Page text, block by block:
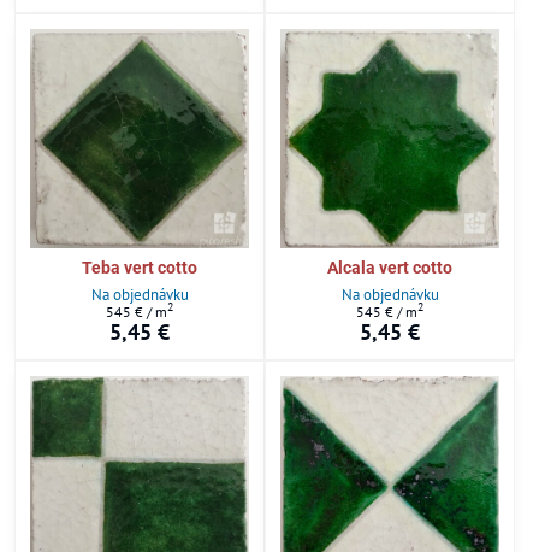
Teba vert cotto
Na objednávku
5,45 €
545 € / m2
Alcala vert cotto
Na objednávku
5,45 €
545 € / m2